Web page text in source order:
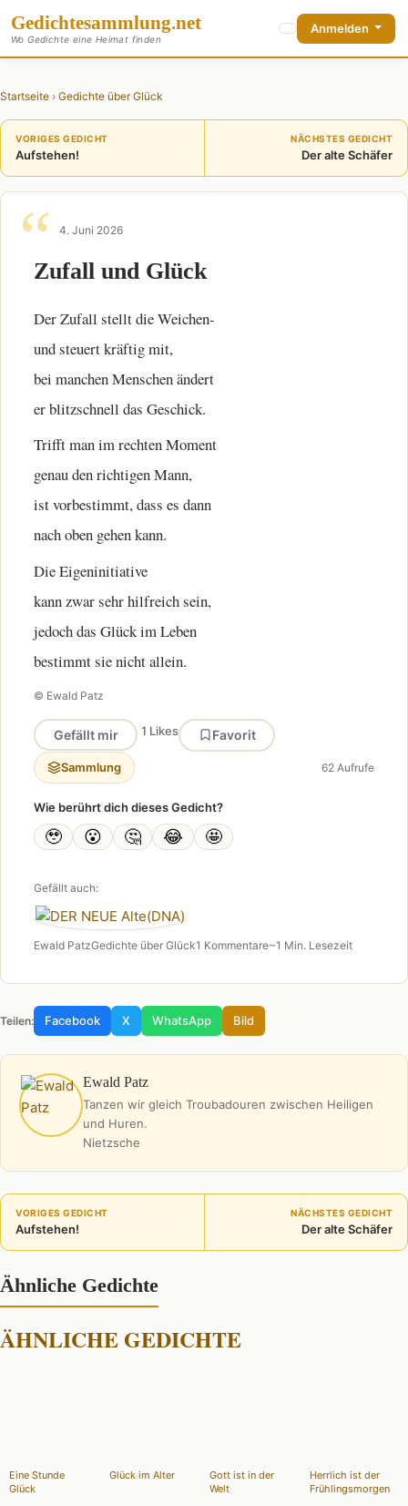
Gedichtesammlung.net
Wo Gedichte eine Heimat finden
Anmelden
Startseite › Gedichte über Glück
VORIGES GEDICHT
Aufstehen!
NÄCHSTES GEDICHT
Der alte Schäfer
4. Juni 2026
Zufall und Glück
Der Zufall stellt die Weichen-
und steuert kräftig mit,
bei manchen Menschen ändert
er blitzschnell das Geschick.
Trifft man im rechten Moment
genau den richtigen Mann,
ist vorbestimmt, dass es dann
nach oben gehen kann.
Die Eigeninitiative
kann zwar sehr hilfreich sein,
jedoch das Glück im Leben
bestimmt sie nicht allein.
© Ewald Patz
Gefällt mir 1 Likes Favorit
Sammlung 62 Aufrufe
Wie berührt dich dieses Gedicht?
🥹 😮 🤔 😂 🤩
Gefällt auch:
Ewald PatzGedichte über Glück1 Kommentare~1 Min. Lesezeit
Teilen: Facebook X WhatsApp Bild
Ewald Patz
Tanzen wir gleich Troubadouren zwischen Heiligen
und Huren.
Nietzsche
VORIGES GEDICHT
Aufstehen!
NÄCHSTES GEDICHT
Der alte Schäfer
Ähnliche Gedichte
ÄHNLICHE GEDICHTE
Eine Stunde
Glück
Glück im Alter
Gott ist in der
Welt
Herrlich ist der
Frühlingsmorgen